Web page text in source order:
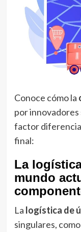
Conoce cómo la
por
factor
final:
La
mundo
La logística de
singulares,